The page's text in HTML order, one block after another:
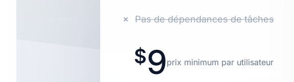
Pas de dépendances de tâches
9prix minimum par utilisateur